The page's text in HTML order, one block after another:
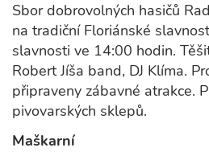
Sbor dobrovolných hasičů
na tradiční Floriánské
slavnosti ve 14:00 hodin.
Robert Jíša band, DJ Klíma.
připraveny zábavné atrakce.
pivovarských sklepů.
Maškarní